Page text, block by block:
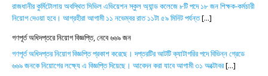
রাজধানীর কুর্মিটোলায় অবস্থিত সিভিল এভিয়েশন স্কুল অ্যান্ড কলেজে ৮টি পদে ১৮ জন শিক্ষক-কর্মচারী
নিয়োগ দেওয়া হবে। আগ্রহীরা আগামী ১১ নভেম্বর রাত ১১টা ৫৯ মিনিট পর্যন্ত[...]
গণপূর্ত অধিদপ্তরে নিয়োগ বিজ্ঞপ্তি, নেবে ৬৬৯ জন
গণপূর্ত অধিদপ্তর নিয়োগ বিজ্ঞপ্তি প্রকাশ করেছে। দপ্তরটির আটটি ক্যাটাগরির পদে বিভিন্ন গ্রেডে
৬৬৯ জনকে নিয়োগের লক্ষ্যে এ বিজ্ঞপ্তি দিয়েছে। আবেদন করা যাবে আগামী ৩১ অক্টোবর[...]